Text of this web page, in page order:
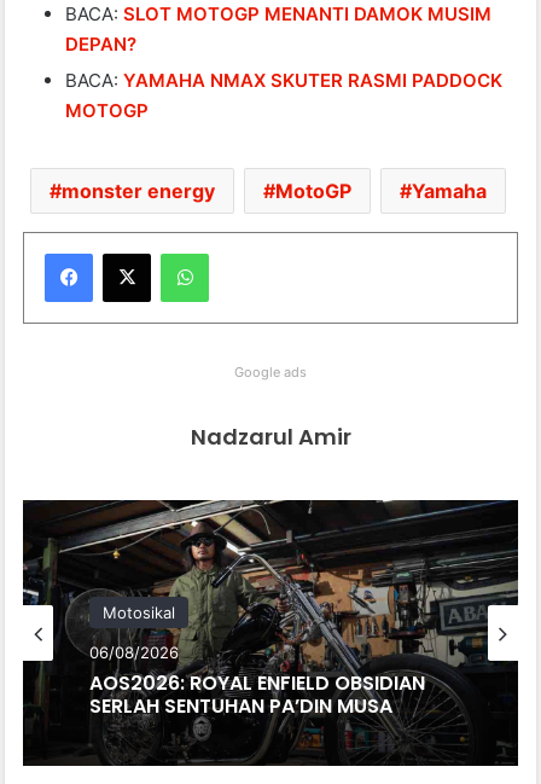
BACA:SLOT MOTOGP MENANTI DAMOK MUSIM
DEPAN?
BACA:YAMAHA NMAX SKUTER RASMI PADDOCK
MOTOGP
monster energy MotoGP Yamaha
WhatsApp
Google ads
Nadzarul Amir
Motosikal
06/08/2026
AOS2026: ROYAL ENFIELD OBSIDIAN
SERLAH SENTUHAN PA’DIN MUSA